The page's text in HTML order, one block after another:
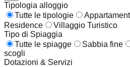
Tipologia alloggio
Tutte le tipologie
Residence
Villaggio Turistico
Tipo di Spiaggia
Tutte le spiagge
Sabbia fine
scogli
Dotazioni & Servizi